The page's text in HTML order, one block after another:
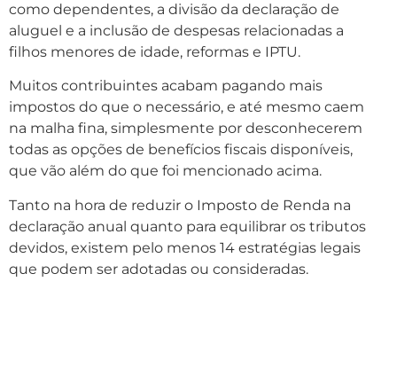
como dependentes, a divisão da declaração de
aluguel e a inclusão de despesas relacionadas a
filhos menores de idade, reformas e IPTU.
Muitos contribuintes acabam pagando mais
impostos do que o necessário, e até mesmo caem
na malha fina, simplesmente por desconhecerem
todas as opções de benefícios fiscais disponíveis,
que vão além do que foi mencionado acima.
Tanto na hora de reduzir o Imposto de Renda na
declaração anual quanto para equilibrar os tributos
devidos, existem pelo menos 14 estratégias legais
que podem ser adotadas ou consideradas.